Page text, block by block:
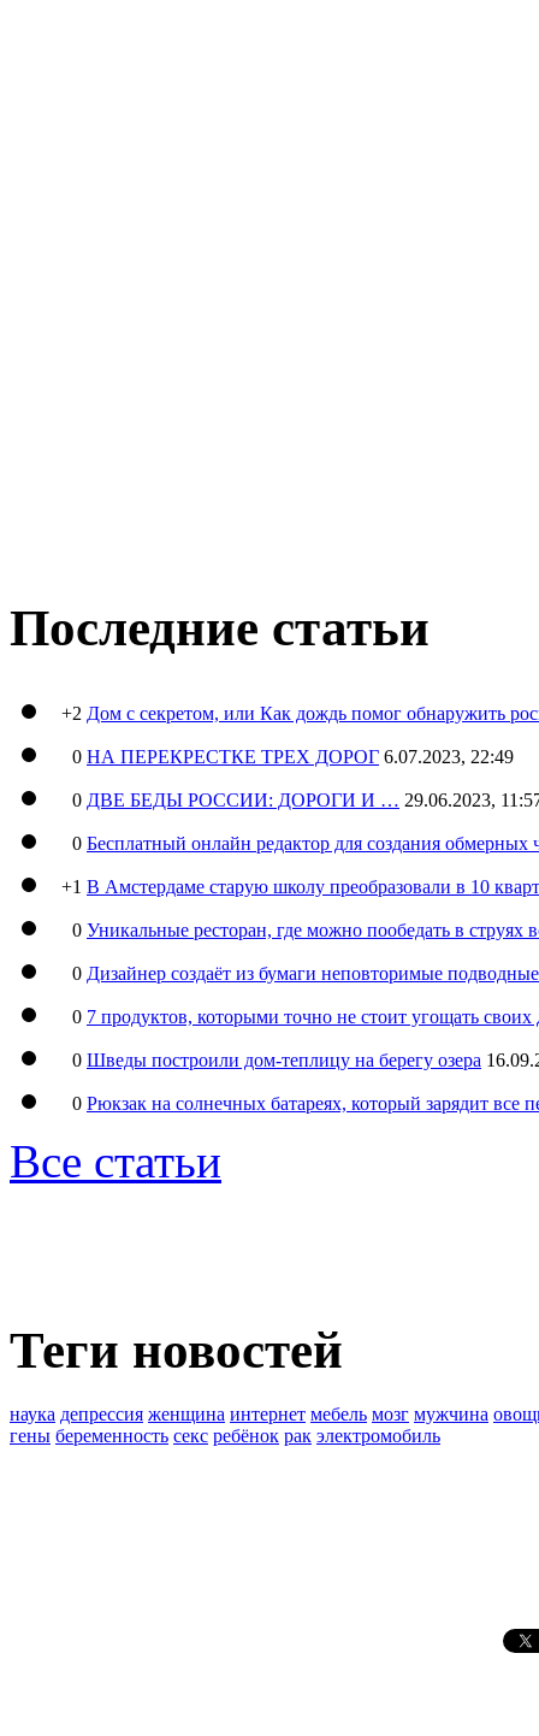
Последние статьи
+2 Дом с секретом, или Как дождь помог обнаружить
0 НА ПЕРЕКРЕСТКЕ ТРЕХ ДОРОГ 6.07.2023, 22:49
0 ДВЕ БЕДЫ РОССИИ: ДОРОГИ И … 29.06.2023,
0 Бесплатный онлайн редактор для создания обмерных
+1 В Амстердаме старую школу преобразовали в 10
0 Уникальные ресторан, где можно пообедать в струях
0 Дизайнер создаёт из бумаги неповторимые
0 7 продуктов, которыми точно не стоит угощать
0 Шведы построили дом-теплицу на берегу озера
0 Рюкзак на солнечных батареях, который зарядит все
Все статьи
Теги новостей
наука депрессия женщина интернет мебель мозг мужчина
гены беременность секс ребёнок рак электромобиль